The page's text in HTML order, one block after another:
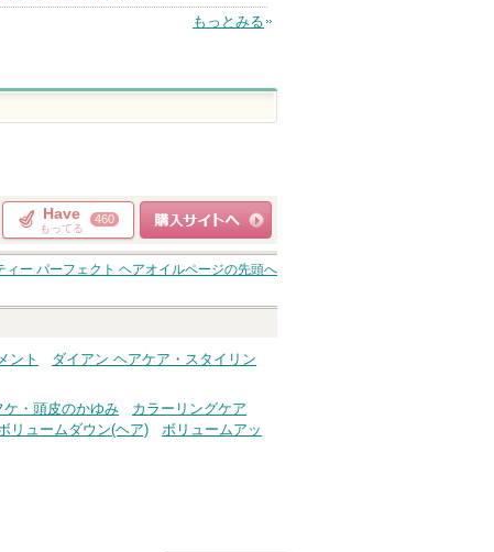
もっとみる
Have
もってる
460
ショッピングサイト
へ
ィー パーフェクト ヘアオイルページの先頭へ
ント
ダイアン ヘアケア・スタイリン
ケ・頭皮のかゆみ
カラーリングケア
リュームダウン(ヘア)
ボリュームアッ